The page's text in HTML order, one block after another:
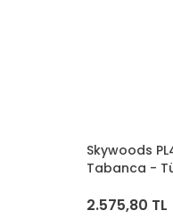
Skywoods
Tabanca -
2.575,80 TL